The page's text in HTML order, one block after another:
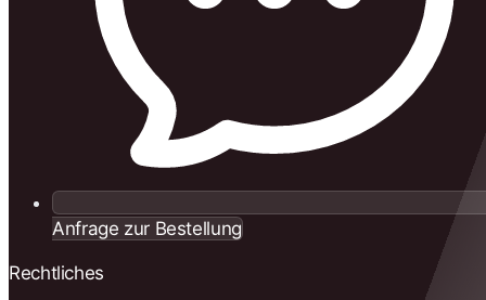
Anfrage zur Bestellung
Rechtliches